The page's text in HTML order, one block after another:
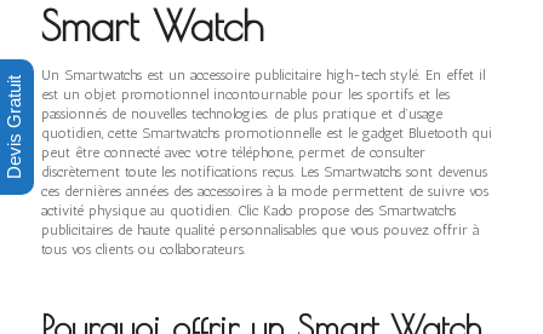
Smart Watch
Un Smartwatchs est un accessoire publicitaire high-tech stylé. En effet il
est un objet promotionnel incontournable pour les sportifs et les
passionnés de nouvelles technologies. de plus pratique et d’usage
quotidien, cette Smartwatchs promotionnelle est le gadget Bluetooth qui
peut être connecté avec votre téléphone, permet de consulter
discrètement toute les notifications reçus. Les Smartwatchs sont devenus
ces dernières années des accessoires à la mode permettent de suivre vos
activité physique au quotidien. Clic Kado propose des Smartwatchs
publicitaires de haute qualité personnalisables que vous pouvez offrir à
tous vos clients ou collaborateurs.
Devis Gratuit